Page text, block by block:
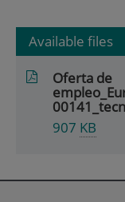
Available files
Oferta de
907 KB